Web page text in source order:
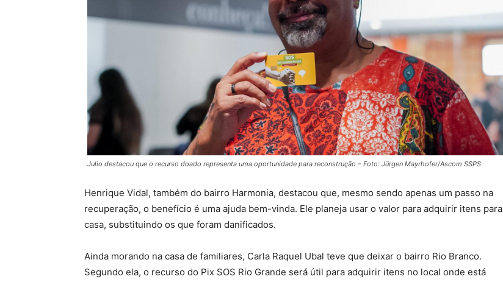
Julio destacou que o recurso doado representa uma oportunidade para reconstrução – Foto: Jürgen Mayrhofer/Ascom SSPS
Henrique Vidal, também do bairro Harmonia, destacou que, mesmo sendo apenas um passo na
recuperação, o benefício é uma ajuda bem-vinda. Ele planeja usar o valor para adquirir itens para
casa, substituindo os que foram danificados.
Ainda morando na casa de familiares, Carla Raquel Ubal teve que deixar o bairro Rio Branco.
Segundo ela, o recurso do Pix SOS Rio Grande será útil para adquirir itens no local onde está